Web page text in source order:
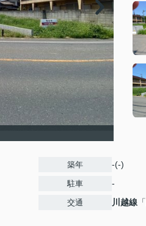
築年 -(-)
駐車 -
交通 川越線 「